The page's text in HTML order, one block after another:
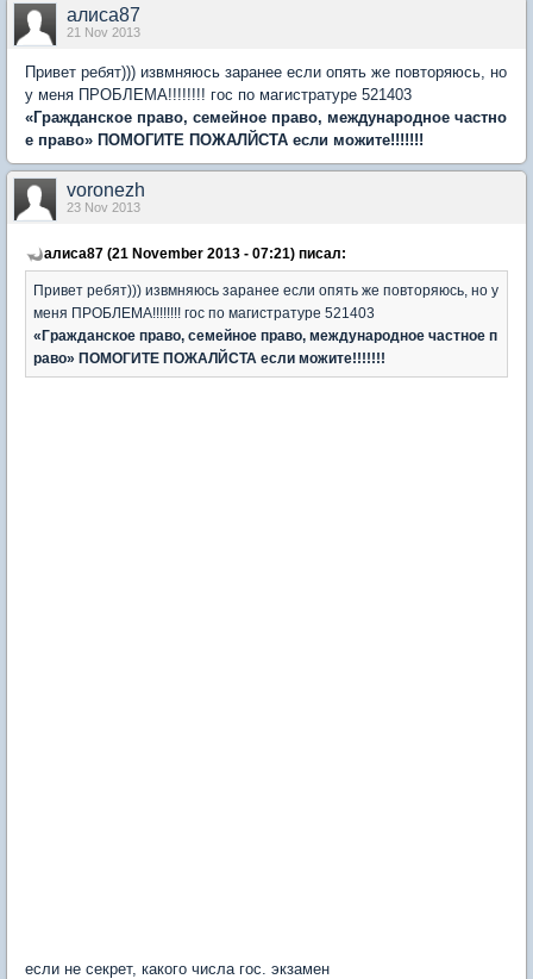
алиса87
21 Nov 2013
Привет ребят))) извмняюсь заранее если опять же повторяюсь, но
у меня ПРОБЛЕМА!!!!!!!! гос по магистратуре 521403
«Гражданское право, семейное право, международное частно
е право» ПОМОГИТЕ ПОЖАЛЙСТА если можите!!!!!!!
voronezh
23 Nov 2013
алиса87 (21 November 2013 - 07:21) писал:
Привет ребят))) извмняюсь заранее если опять же повторяюсь, но у
меня ПРОБЛЕМА!!!!!!!! гос по магистратуре 521403
«Гражданское право, семейное право, международное частное п
раво» ПОМОГИТЕ ПОЖАЛЙСТА если можите!!!!!!!
если не секрет, какого числа гос. экзамен